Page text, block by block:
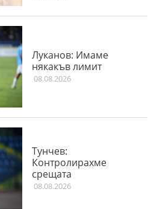
Луканов: Имаме
някакъв лимит
08.08.2026
Тунчев:
Контролирахме
срещата
08.08.2026